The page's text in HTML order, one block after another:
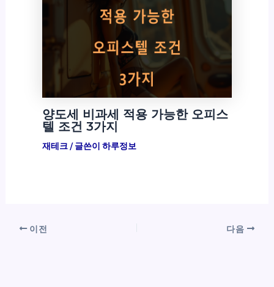
양도세 비과세 적용 가능한 오피스
텔 조건 3가지
재테크/ 글쓴이 하루정보
이전 다음